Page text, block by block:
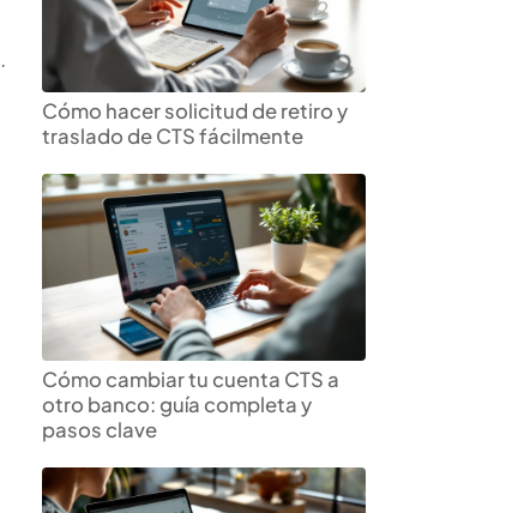
Cómo hacer solicitud de retiro y
traslado de CTS fácilmente
Cómo cambiar tu cuenta CTS a
otro banco: guía completa y
pasos clave